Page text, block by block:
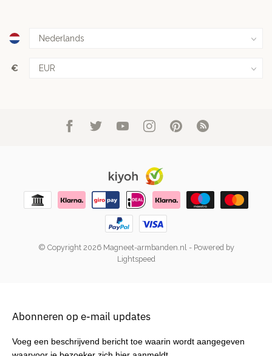
€
© Copyright 2026 Magneet-armbanden.nl- Powered by
Lightspeed
Abonneren op e-mail updates
Voeg een beschrijvend bericht toe waarin wordt aangegeven